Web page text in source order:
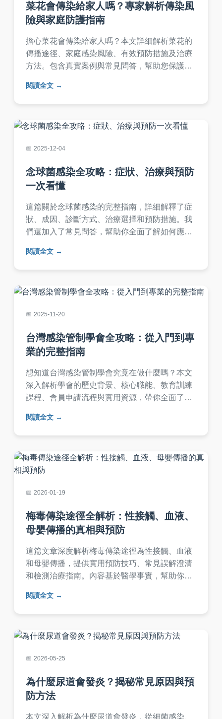
菜花會傳染給家人嗎？專家解析傳染風
險與家庭防護指南
擔心菜花會傳染給家人嗎？本文詳細解析菜花的
傳播途徑、家庭感染風險、有效預防措施及治療
方法。包含真實案例與常見問答，幫助您保護家
巧，全面解答您的疑惑。
閱讀全文
2025-12-04
念球菌感染全攻略：症狀、治療與預防
一次看懂
這篇關於念球菌感染的完整指南，詳細解釋了症
狀、成因、診斷方式、治療選擇和預防措施。我
們還加入了常見問答，幫助你全面了解如何應對
學知識，提供實用建議。
閱讀全文
2025-11-20
台灣感染管制學會全攻略：從入門到專
業的完整指南
想知道台灣感染管制學會究竟在做什麼嗎？本文
深入解析學會的歷史背景、核心職能、教育訓練
課程、會員申請流程與實用資源，帶你全面了解
閱讀全文
2026-01-19
梅毒傳染途徑全解析：性接觸、血液、
母嬰傳播的真相與預防
這篇文章深度解析梅毒傳染途徑為性接觸、血液
和母嬰傳播，提供實用預防技巧、常見誤解澄清
和檢測治療指南。內容基於醫學事實，幫助你全
關心性健康與傳染病預防的讀者閱讀。
閱讀全文
2026-05-25
為什麼尿道會發炎？揭秘常見原因與預
防方法
本文深入解析為什麼尿道會發炎，從細菌感染、